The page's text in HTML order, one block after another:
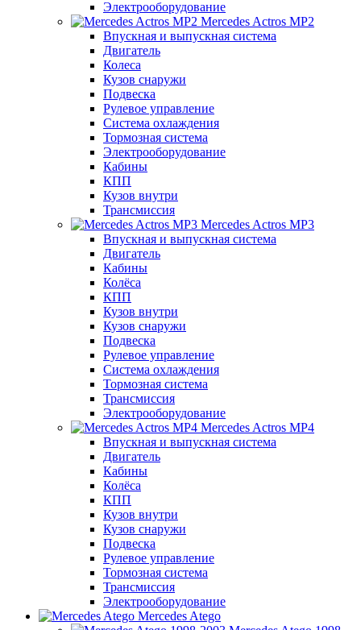
Электрооборудование
Mercedes Actros MP2
Впускная и выпускная система
Двигатель
Колеса
Кузов снаружи
Подвеска
Рулевое управление
Система охлаждения
Тормозная система
Электрооборудование
Кабины
КПП
Кузов внутри
Трансмиссия
Mercedes Actros MP3
Впускная и выпускная система
Двигатель
Кабины
Колёса
КПП
Кузов внутри
Кузов снаружи
Подвеска
Рулевое управление
Система охлаждения
Тормозная система
Трансмиссия
Электрооборудование
Mercedes Actros MP4
Впускная и выпускная система
Двигатель
Кабины
Колёса
КПП
Кузов внутри
Кузов снаружи
Подвеска
Рулевое управление
Тормозная система
Трансмиссия
Электрооборудование
Mercedes Atego